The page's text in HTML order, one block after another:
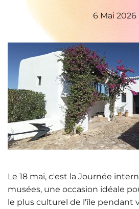
6 Mai 2026
Le 18 mai, c'est la Journée
musées, une occasion idéale
le plus culturel de l'île pendant